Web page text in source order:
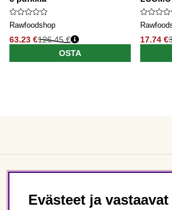
Rawfoodshop
63.23 €126.45 €
OSTA
17.74 €
Evästeet ja